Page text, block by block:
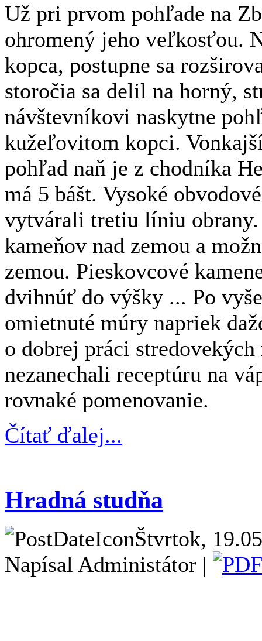
Už pri prvom pohľade na
ohromený jeho veľkosťou.
kopca, postupne sa
storočia sa delil na horný,
návštevníkovi naskytne
kužeľovitom kopci.
pohľad naň je z chodníka
má 5 bášt. Vysoké
vytvárali tretiu líniu obrany.
kameňov nad zemou a
zemou. Pieskovcové
dvihnúť do výšky ... Po
omietnuté múry napriek
o dobrej práci
nezanechali receptúru na
rovnaké pomenovanie.
Čítať ďalej...
Hradná studňa
Štvrtok,
Napísal Administátor |